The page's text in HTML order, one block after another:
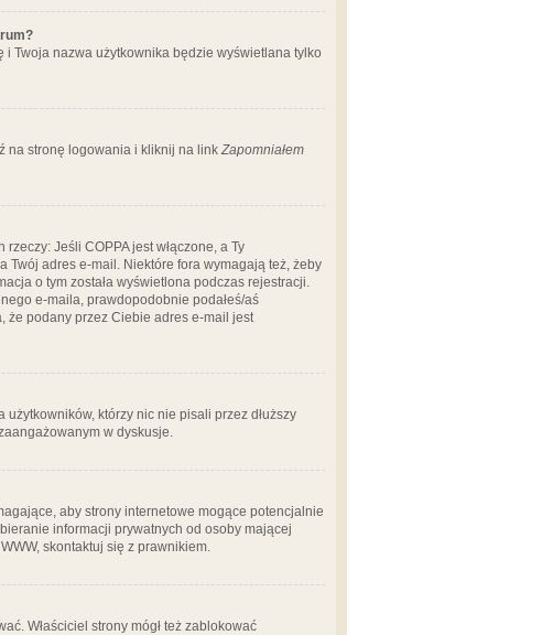
i Twoja nazwa użytkownika będzie wyświetlana tylko
na stronę logowania i kliknij na link Zapomniałem
Jeśli COPPA jest włączone, a Ty
Twój adres e-mail. Niektóre fora wymagają też, żeby
o tym została wyświetlona podczas rejestracji.
e-maila, prawdopodobnie podałeś/aś
że podany przez Ciebie adres e-mail jest
którzy nic nie pisali przez dłuższy
w dyskusje.
aby strony internetowe mogące potencjalnie
informacji prywatnych od osoby mającej
skontaktuj się z prawnikiem.
Właściciel strony mógł też zablokować